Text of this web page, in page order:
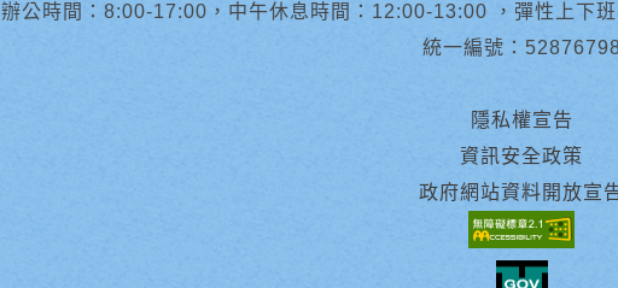
辦公時間：8:00-17:00，中午休息時間：12:00-13:00 ，彈性上下
統一編號：
隱私權宣告
資訊安全政策
政府網站資料開放宣